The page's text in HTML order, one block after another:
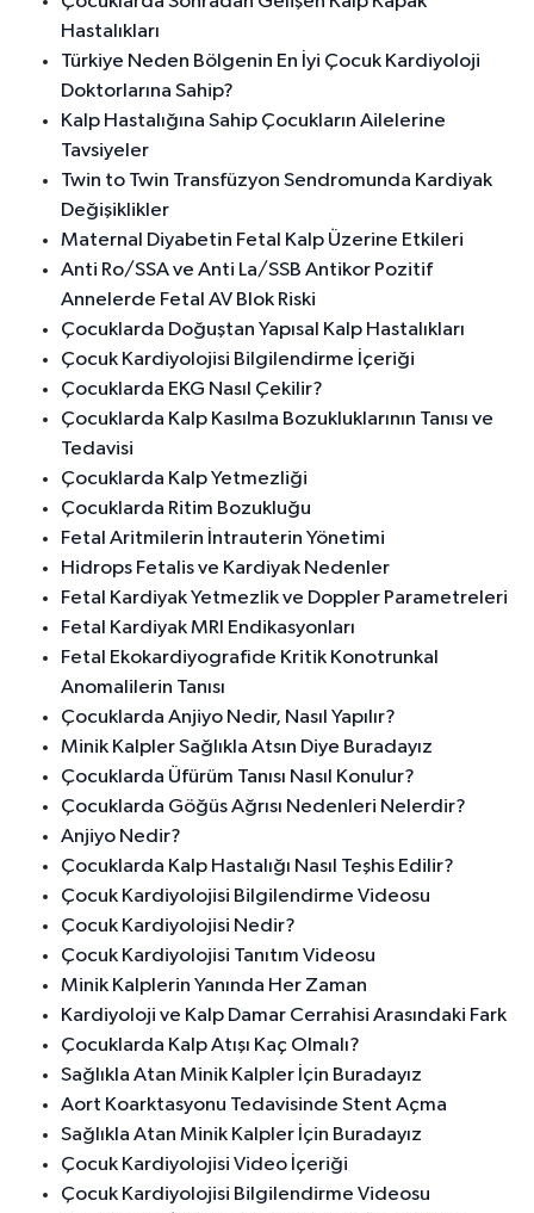
Hastalıkları
Türkiye Neden Bölgenin En İyi Çocuk Kardiyoloji
Doktorlarına Sahip?
Kalp Hastalığına Sahip Çocukların Ailelerine
Tavsiyeler
Twin to Twin Transfüzyon Sendromunda Kardiyak
Değişiklikler
Maternal Diyabetin Fetal Kalp Üzerine Etkileri
Anti Ro/SSA ve Anti La/SSB Antikor Pozitif
Annelerde Fetal AV Blok Riski
Çocuklarda Doğuştan Yapısal Kalp Hastalıkları
Çocuk Kardiyolojisi Bilgilendirme İçeriği
Çocuklarda EKG Nasıl Çekilir?
Çocuklarda Kalp Kasılma Bozukluklarının Tanısı ve
Tedavisi
Çocuklarda Kalp Yetmezliği
Çocuklarda Ritim Bozukluğu
Fetal Aritmilerin İntrauterin Yönetimi
Hidrops Fetalis ve Kardiyak Nedenler
Fetal Kardiyak Yetmezlik ve Doppler Parametreleri
Fetal Kardiyak MRI Endikasyonları
Fetal Ekokardiyografide Kritik Konotrunkal
Anomalilerin Tanısı
Çocuklarda Anjiyo Nedir, Nasıl Yapılır?
Minik Kalpler Sağlıkla Atsın Diye Buradayız
Çocuklarda Üfürüm Tanısı Nasıl Konulur?
Çocuklarda Göğüs Ağrısı Nedenleri Nelerdir?
Anjiyo Nedir?
Çocuklarda Kalp Hastalığı Nasıl Teşhis Edilir?
Çocuk Kardiyolojisi Bilgilendirme Videosu
Çocuk Kardiyolojisi Nedir?
Çocuk Kardiyolojisi Tanıtım Videosu
Minik Kalplerin Yanında Her Zaman
Kardiyoloji ve Kalp Damar Cerrahisi Arasındaki Fark
Çocuklarda Kalp Atışı Kaç Olmalı?
Sağlıkla Atan Minik Kalpler İçin Buradayız
Aort Koarktasyonu Tedavisinde Stent Açma
Sağlıkla Atan Minik Kalpler İçin Buradayız
Çocuk Kardiyolojisi Video İçeriği
Çocuk Kardiyolojisi Bilgilendirme Videosu